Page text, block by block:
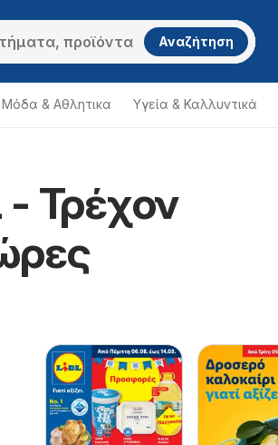
Αναζήτηση
Μόδα & Aθλητικα Υγεία & Καλλυντικά
Τρέχον